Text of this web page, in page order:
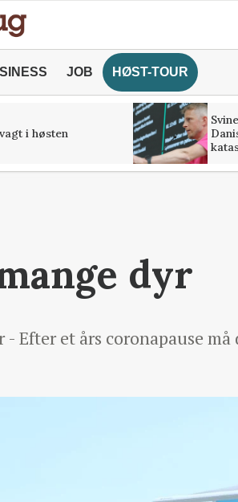
JOB HØST-TOUR
i høsten
dyr
Efter et års coronapause må